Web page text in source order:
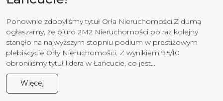
Ponownie zdobyliśmy tytuł Orła Nieruchomości.Z dumą
ogłaszamy, że biuro 2M2 Nieruchomości po raz kolejny
stanęło na najwyższym stopniu podium w prestiżowym
plebiscycie Orły Nieruchomości. Z wynikiem 9.5/10
obroniliśmy tytuł lidera w Łańcucie, co jest...
Więcej